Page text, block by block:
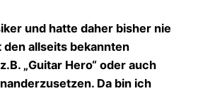
und hatte daher bisher nie
allseits bekannten
„Guitar Hero“ oder auch
Da bin ich